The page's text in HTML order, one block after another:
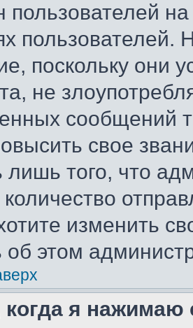
поскольку они
не
сообщений
свое
лишь того, что
изменить
об этом
когда я нажимаю